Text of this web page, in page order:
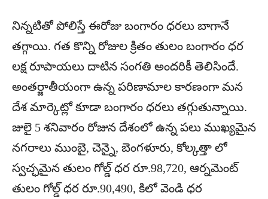
నిన్నటితో పోలిస్తే ఈరోజు బంగారం ధరలు బాగానే
తగ్గాయి. గత కొన్ని రోజుల క్రితం తులం బంగారం ధర
లక్ష రూపాయలు దాటిన సంగతి అందరికీ తెలిసిందే.
అంతర్జాతీయంగా ఉన్న పరిణామాల కారణంగా మన
దేశ మార్కెట్లో కూడా బంగారం ధరలు తగ్గుతున్నాయి.
జులై 5 శనివారం రోజున దేశంలో ఉన్న పలు ముఖ్యమైన
నగరాలు ముంబై, చెన్నై, బెంగళూరు, కోల్కత్తా లో
స్వచ్ఛమైన తులం గోల్డ్ ధర రూ.98,720, ఆర్నమెంట్
తులం గోల్డ్ ధర రూ.90,490, కిలో వెండి ధర